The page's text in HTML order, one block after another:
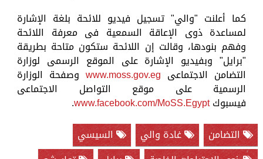
كما أعلنت "والي" تسجيل فيديو للائحة بلغة الإشارة
لمساعدة ذوى الإعاقة السمعية فى معرفة اللائحة
وفهم بنودها، وقالت إن اللائحة ستكون متاحة بطريقة
"برايل" وبفيديو الإشارة على الموقع الرسمى لوزارة
التضامن الاجتماعى www.moss.gov.eg وصفحة الوزارة
الرسمية على موقع التواصل الاجتماعى
فيسبوكwww.facebook.com/MoSS.Egypt
.
التضامن
غادة والي
السيسي